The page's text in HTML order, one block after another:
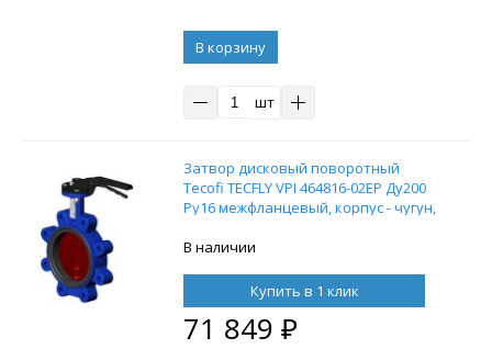
В корзину
шт
Затвор дисковый поворотный
Tecofi TECFLY VPI 464816-02EP Ду200
Ру16 межфланцевый, корпус - чугун,
рукояткой
В наличии
Купить в 1 клик
71 849 ₽